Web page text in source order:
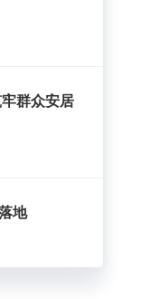
群众安居
地